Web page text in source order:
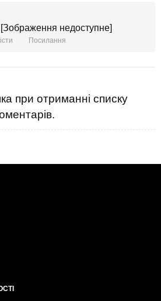
недоступне]
Посилання
при отриманні списку